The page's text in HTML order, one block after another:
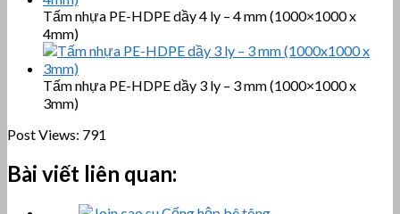
Tấm nhựa PE-HDPE dầy 4 ly – 4 mm (1000×1000 x
4mm)
Tấm nhựa PE-HDPE dầy 3 ly – 3 mm (1000×1000 x
3mm)
Post Views: 791
Bài viết liên quan: